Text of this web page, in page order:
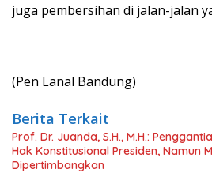
juga pembersihan di jalan-jalan
(Pen Lanal Bandung)
Berita Terkait
Prof. Dr. Juanda, S.H., M.H.:
Hak Konstitusional Presiden, Namun
Dipertimbangkan